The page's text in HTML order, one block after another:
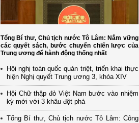
Tổng Bí thư, Chủ tịch nước Tô Lâm: Nắm vững
các quyết sách, bước chuyển chiến lược của
Trung ương để hành động thống nhất
Hội nghị toàn quốc quán triệt, triển khai thực
hiện Nghị quyết Trung ương 3, khóa XIV
Hội Chữ thập đỏ Việt Nam bước vào nhiệm
kỳ mới với 3 khâu đột phá
Tổng Bí thư, Chủ tịch nước Tô Lâm: Công